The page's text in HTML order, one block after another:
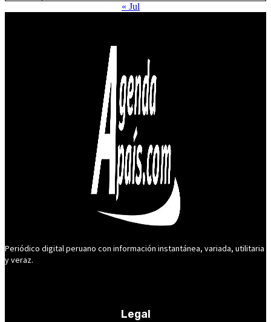
« Jul
Periódico digital peruano con información instantánea, variada, utilitaria
y veraz.
Legal